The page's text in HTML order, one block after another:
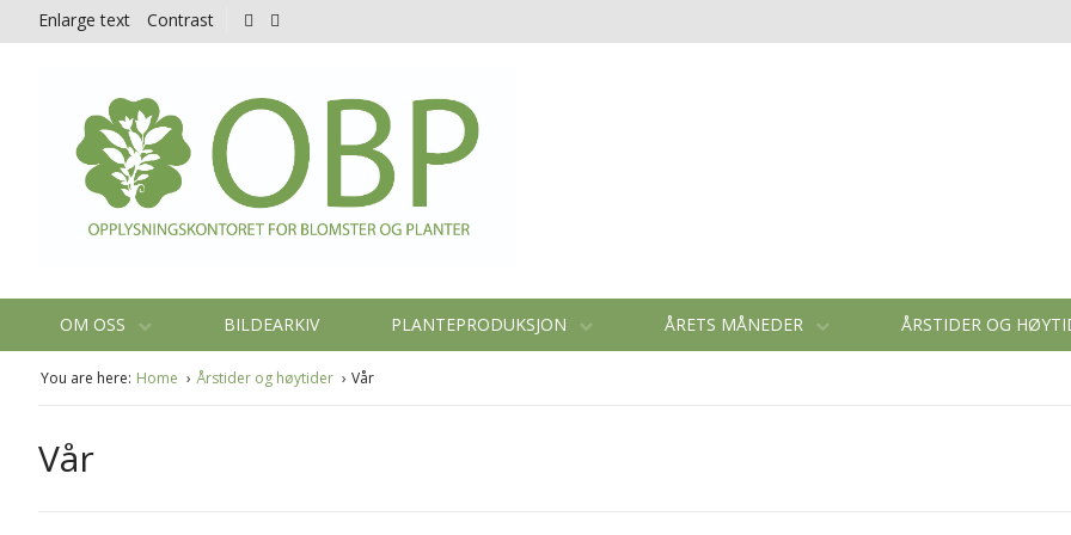
Enlarge text Contrast
OM OSS BILDEARKIV PLANTEPRODUKSJON ÅRETS MÅNEDER ÅRSTIDER OG
You are here: Home Årstider og høytider Vår
Vår